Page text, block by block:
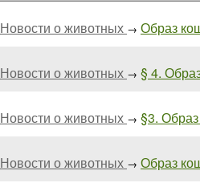
Новости о животных → Образ
Новости о животных → § 4.
Новости о животных → §3. Образ
Новости о животных → Образ